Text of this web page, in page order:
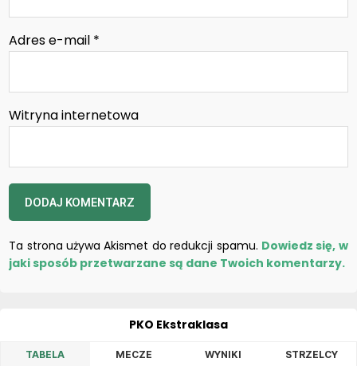
Adres e-mail *
Witryna internetowa
Ta strona używa Akismet do redukcji spamu. Dowiedz się, w
jaki sposób przetwarzane są dane Twoich komentarzy.
PKO Ekstraklasa
TABELA MECZE WYNIKI STRZELCY